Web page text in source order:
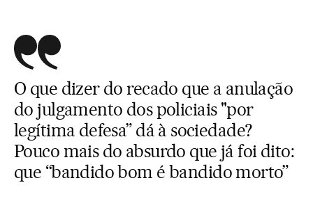
O que dizer do recado que a anulação
do julgamento dos policiais "por
legítima defesa” dá à sociedade?
Pouco mais do absurdo que já foi dito:
que “bandido bom é bandido morto”